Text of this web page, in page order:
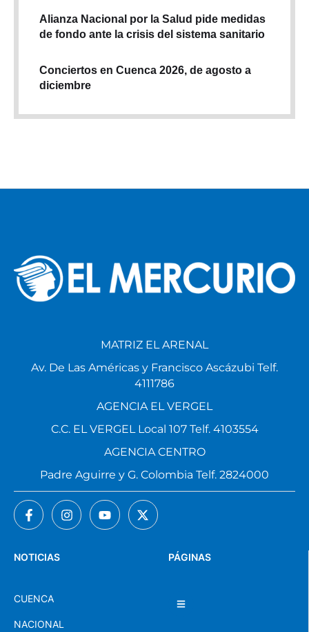
Alianza Nacional por la Salud pide medidas
de fondo ante la crisis del sistema sanitario
Conciertos en Cuenca 2026, de agosto a
diciembre
PÁGINAS
NOTICIAS
CUENCA
NACIONAL
MATRIZ EL ARENAL
Av. De Las Américas y Francisco Ascázubi Telf.
4111786
AGENCIA EL VERGEL
C.C. EL VERGEL Local 107 Telf. 4103554
AGENCIA CENTRO
Padre Aguirre y G. Colombia Telf. 2824000